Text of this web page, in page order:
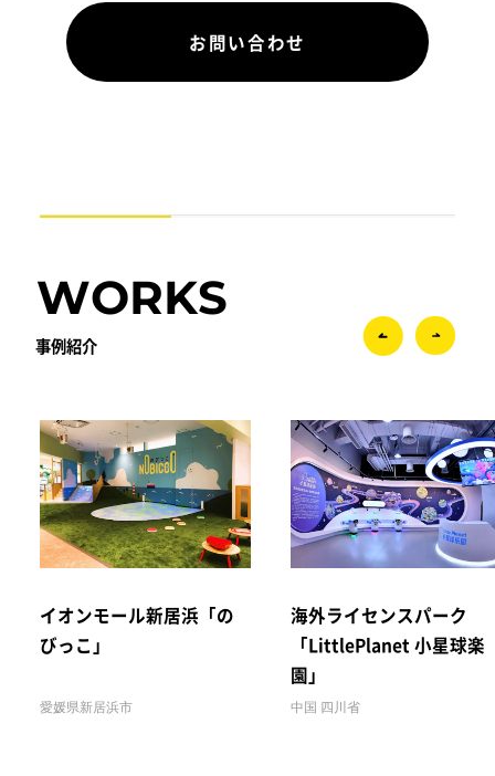
お問い合わせ
WORKS
事例紹介
イオンモール新居浜「の
びっこ」
愛媛県新居浜市
海外ライセンスパーク
「LittlePlanet 小星球楽
園」
中国 四川省